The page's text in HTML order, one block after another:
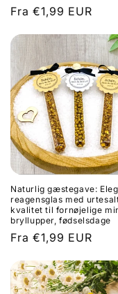
Normalpris
Fra €1,99 EUR
Naturlig gæstegave:
reagensglas med
kvalitet til fornøjelige
bryllupper, fødselsdage
Normalpris
Fra €1,99 EUR